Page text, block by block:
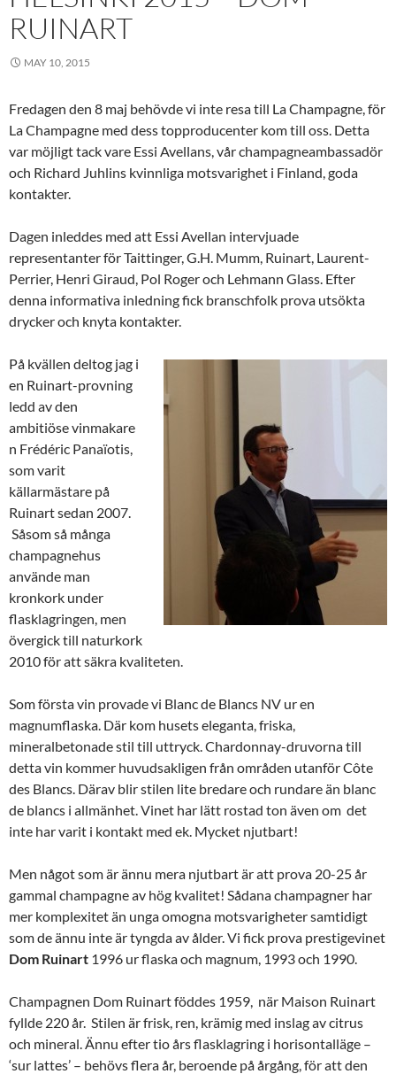
RUINART
MAY 10, 2015
Fredagen den 8 maj behövde vi inte resa till La Champagne, för
La Champagne med dess topproducenter kom till oss. Detta
var möjligt tack vare Essi Avellans, vår champagneambassadör
och Richard Juhlins kvinnliga motsvarighet i Finland, goda
kontakter.
Dagen inleddes med att Essi Avellan intervjuade
representanter för Taittinger, G.H. Mumm, Ruinart, Laurent-
Perrier, Henri Giraud, Pol Roger och Lehmann Glass. Efter
denna informativa inledning fick branschfolk prova utsökta
drycker och knyta kontakter.
På kvällen deltog jag i
en Ruinart-provning
ledd av den
ambitiöse vinmakare
n Frédéric Panaïotis,
som varit
källarmästare på
Ruinart sedan 2007.
Såsom så många
champagnehus
använde man
kronkork under
flasklagringen, men
övergick till naturkork
2010 för att säkra kvaliteten.
Som första vin provade vi Blanc de Blancs NV ur en
magnumflaska. Där kom husets eleganta, friska,
mineralbetonade stil till uttryck. Chardonnay-druvorna till
detta vin kommer huvudsakligen från områden utanför Côte
des Blancs. Därav blir stilen lite bredare och rundare än blanc
de blancs i allmänhet. Vinet har lätt rostad ton även om det
inte har varit i kontakt med ek. Mycket njutbart!
Men något som är ännu mera njutbart är att prova 20-25 år
gammal champagne av hög kvalitet! Sådana champagner har
mer komplexitet än unga omogna motsvarigheter samtidigt
som de ännu inte är tyngda av ålder. Vi fick prova prestigevinet
Dom Ruinart 1996 ur flaska och magnum, 1993 och 1990.
Champagnen Dom Ruinart föddes 1959, när Maison Ruinart
fyllde 220 år. Stilen är frisk, ren, krämig med inslag av citrus
och mineral. Ännu efter tio års flasklagring i horisontalläge –
‘sur lattes’ – behövs flera år, beroende på årgång, för att den